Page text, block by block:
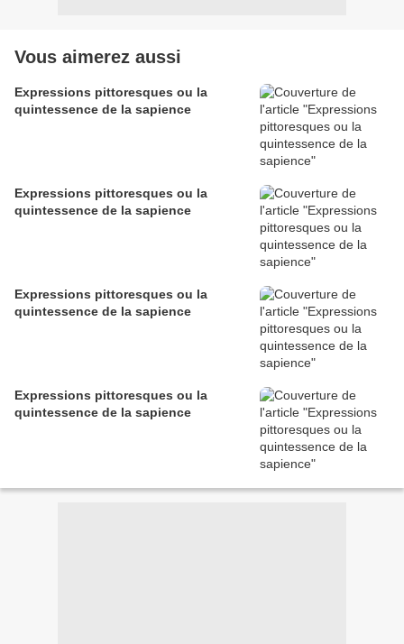
Vous aimerez aussi
Expressions pittoresques ou la
quintessence de la sapience
Expressions pittoresques ou la
quintessence de la sapience
Expressions pittoresques ou la
quintessence de la sapience
Expressions pittoresques ou la
quintessence de la sapience